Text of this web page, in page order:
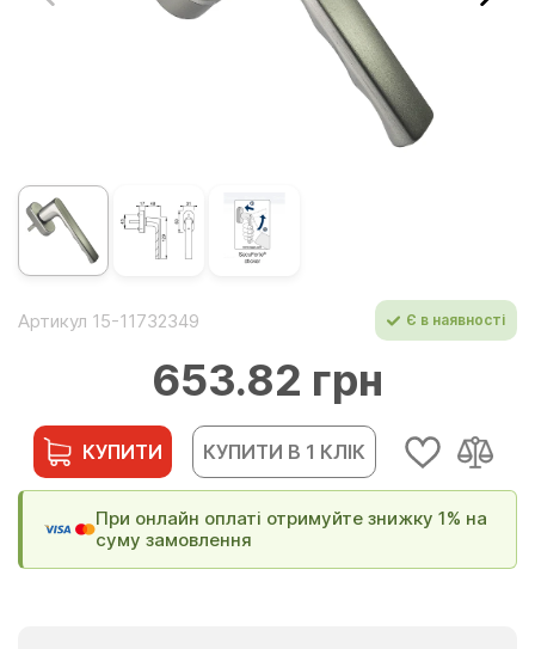
Артикул 15-11732349 Є в наявності
653.82 грн
КУПИТИ КУПИТИ В 1 КЛІК
При онлайн оплаті отримуйте знижку 1% на
суму замовлення